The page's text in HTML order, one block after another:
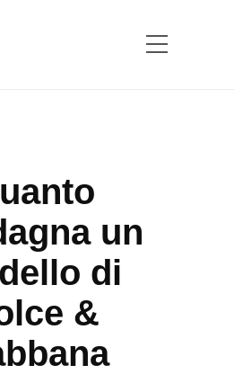
un
di
&